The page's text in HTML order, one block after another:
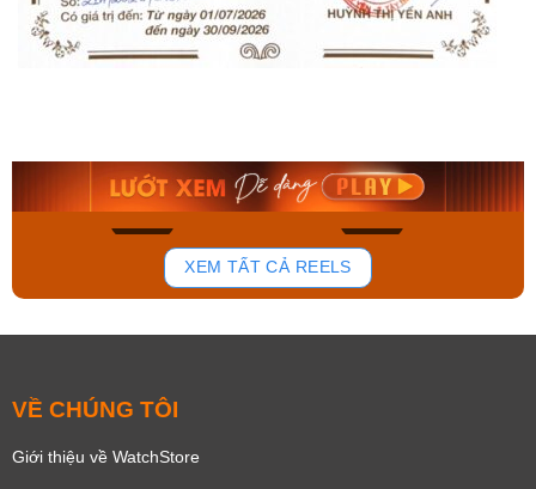
136
Mua ngay Mua ngay
XEM TẤT CẢ REELS
VỀ CHÚNG TÔI
Giới thiệu về WatchStore